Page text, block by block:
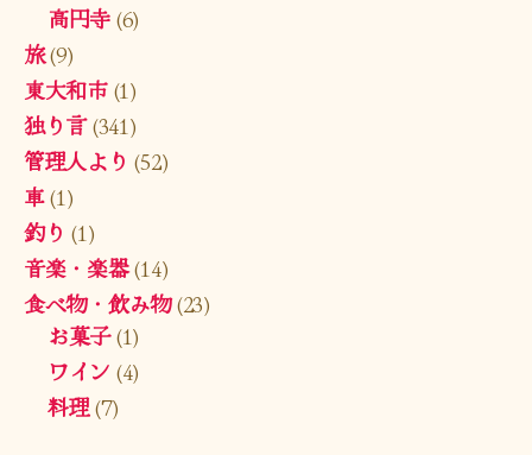
高円寺(6)
旅(9)
東大和市(1)
独り言(341)
管理人より (52)
車(1)
釣り (1)
音楽・楽器(14)
食べ物・飲み物(23)
お菓子(1)
ワイン (4)
料理(7)